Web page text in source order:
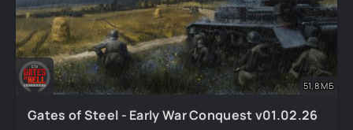
51,8 МБ
Gates of Steel - Early War Conquest v01.02.26